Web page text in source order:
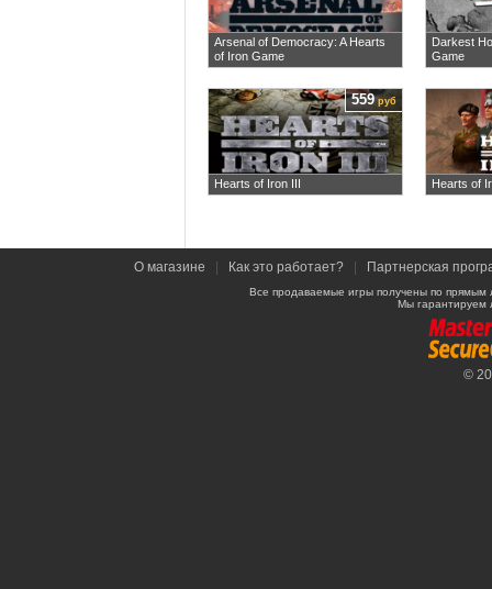
Arsenal of Democracy: A Hearts
of Iron Game
Darkest
Game
Hearts of Iron III
559руб
Hearts of
О магазине Как это работает? Партнерская
Все продаваемые игры получены по
Мы гарантируем
©